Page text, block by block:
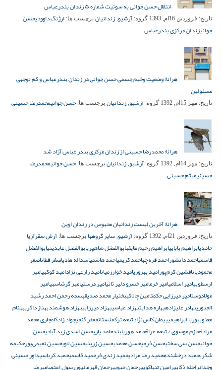
انتقال حسن جوانی به سوئیت شماره ۵ زندان بندرعباس
تاریخ: فروردین 16ام, 1393 گروه: آرشیو, زندانیان برچسب ها: ارژنگ داوودیحسن
جوانیزندان مرکزی بندرعباس
هرانا؛ وضعیت وخیم جسمی حسن جوانی در زندان بندرعباس و کم توجهی
مسئولین
تاریخ: مهر 15ام, 1392 گروه: آرشیو, زندانیان برچسب ها: حسن جوانیمحمدرضا حسینی
هرانا؛ محمدرضا حسینی از زندان مرکزی بندر عباس آزاد شد
تاریخ: مهر 14ام, 1392 گروه: آرشیو, زندانیان برچسب ها: حسن جوانیمحمدرضا
حسینیمیثم حسینی
هرانا؛ آخرین لیست زندانیان محبوس در زندان اوین
تاریخ: فروردین 21ام, 1392 گروه: آرشیو, سایر گروهها برچسب ها: آرش سقرآریا
حامدیابراهیم باباییابراهیم رحیم طایفهابوالفضل شاهپریابوالفضل عابدینیابوالفضل
قاسمیاحمد دانشوراحمد قره چهاحمد کریمیاحمد هاشمیاسداله هادیاصغر قطاناصغر
محمودیانافشین کرم‌پورامید بهروزیامید خوارزمیانامید زارعی نژادامید کوکبیامیر
ارسطوییامیر اسلامیامیر خرمامیر خسرو دلیر ثانیامیر درستیامیر گرشاسبیامیر
مولادوستامیر میرزایی حکمتامین چالاکیبختیار محمد صدیقبسمه رحمن احمد رشید
الجبوریبهادر علیزادهبهاره هدایتبهزاد عباسیبهزاد میرزاییبهزاد هوشمندبهناز ذاکریبهنام
معنویپوریا ابراهیمیپیمان کاس‌نژادتبعه ترکمنستانجعفر گنجیجواد زادکامچاری محمد
مرادفحازم موسوی / تبعه عراقحامد هوریابندحامد یاریحسن اسدی زید آبادیحسن
جوانیحسن سی سختیحسن فرجیحسن محمدیحسین زرینیحسین لاویحسین نعیمی‌پورحکیمه
شکریحمید درخشندهحمید رضا مرادیحمید زندی فرحمید قاسمیحمید کرباسیداور حسینی
وجدانراحله ذکاییرامین تنباکوییرحمان حبوییرحمان قهرمانپوررسول اعتصامیرضا